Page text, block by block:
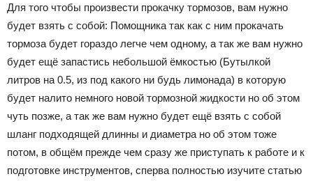
Для того чтобы произвести прокачку тормозов, вам нужно
будет взять с собой: Помощника так как с ним прокачать
тормоза будет гораздо легче чем одному, а так же вам нужно
будет ещё запастись небольшой ёмкостью (Бутылкой
литров на 0.5, из под какого ни будь лимонада) в которую
будет налито немного новой тормозной жидкости но об этом
чуть позже, а так же вам нужно будет ещё взять с собой
шланг подходящей длинны и диаметра но об этом тоже
потом, в общём прежде чем сразу же приступать к работе и к
подготовке инструментов, сперва полностью изучите статью